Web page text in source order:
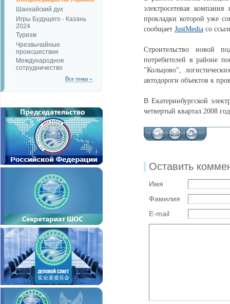
Шанхайский дух
Игры Будущего - Казань
2024
Туризм
Чрезвычайные
происшествия
Международное
сотрудничество
Все темы »
электросетевая
прокладки которой уже
сообщает JustMedia со
Строительство новой
потребителей в районе
"Кольцово",
автодороги объектов к
В Екатеринбургской
четвертый квартал 2008
Оставить
Имя
Фамилия
E-mail